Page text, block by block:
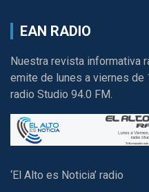
EAN RADIO
Nuestra revista informativa
emite de lunes a viernes de
radio Studio 94.0 FM.
‘El Alto es Noticia’ radio